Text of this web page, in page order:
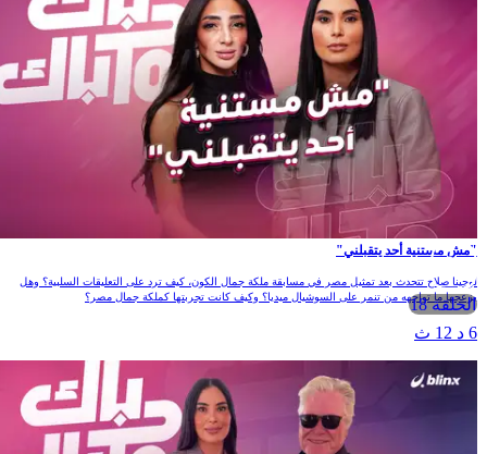
الحلقة 18
"مش مستنية أحد يتقبلني"
لوجينا صلاح تتحدث بعد تمثيل مصر في مسابقة ملكة جمال الكون، كيف ترد على التعليقات السلبية؟ وهل
يزعجها ما تواجهه من تنمر على السوشيال ميديا؟ وكيف كانت تجربتها كملكة جمال مصر؟